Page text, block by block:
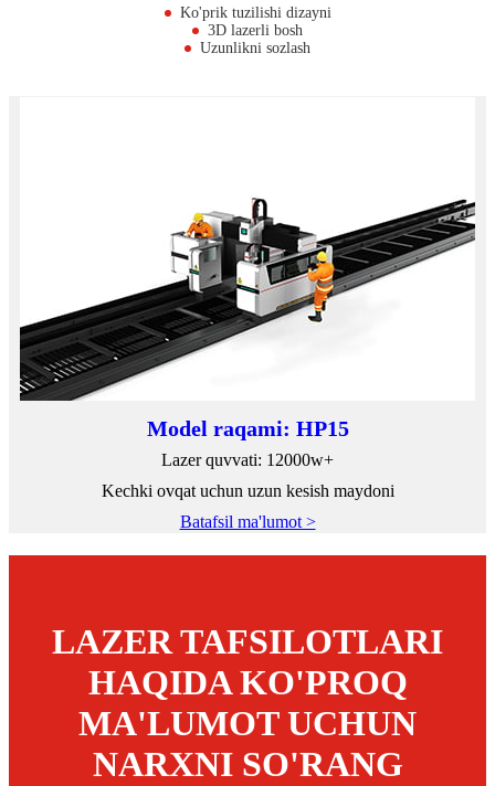
Ko'prik tuzilishi dizayni
3D lazerli bosh
Uzunlikni sozlash
Model raqami: HP15
Lazer quvvati: 12000w+
Kechki ovqat uchun uzun kesish maydoni
Batafsil ma'lumot >
LAZER TAFSILOTLARI
HAQIDA KO'PROQ
MA'LUMOT UCHUN
NARXNI SO'RANG